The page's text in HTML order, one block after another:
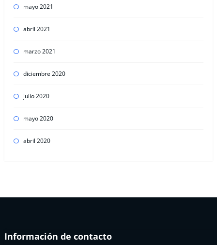
mayo 2021
abril 2021
marzo 2021
diciembre 2020
julio 2020
mayo 2020
abril 2020
Información de contacto